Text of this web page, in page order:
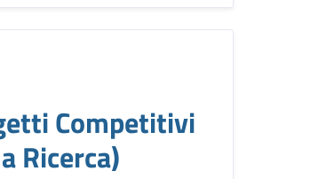
Competitivi
Ricerca)